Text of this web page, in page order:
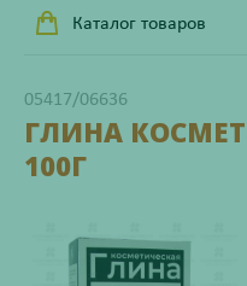
Каталог товаров
05417/06636
ГЛИНА
100Г